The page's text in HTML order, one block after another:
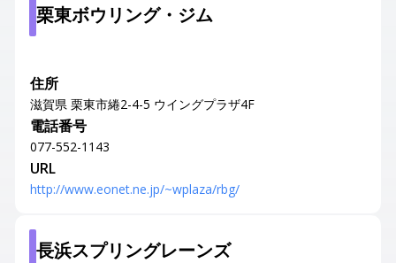
栗東ボウリング・ジム
住所
滋賀県 栗東市綣2-4-5 ウイングプラザ4F
電話番号
077-552-1143
URL
http://www.eonet.ne.jp/~wplaza/rbg/
長浜スプリングレーンズ